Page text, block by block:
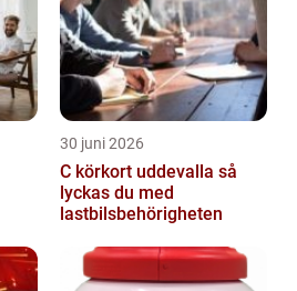
30 juni 2026
C körkort uddevalla så
lyckas du med
lastbilsbehörigheten